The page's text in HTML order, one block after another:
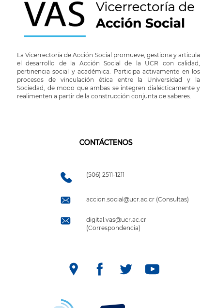
La Vicerrectoría de Acción Social promueve, gestiona y articula
el desarrollo de la Acción Social de la UCR con calidad,
pertinencia social y académica. Participa activamente en los
procesos de vinculación ética entre la Universidad y la
Sociedad, de modo que ambas se integren dialécticamente y
realimenten a partir de la construcción conjunta de saberes.
CONTÁCTENOS
(506) 2511-1211
accion.social@ucr.ac.cr (Consultas)
digital.vas@ucr.ac.cr
(Correspondencia)